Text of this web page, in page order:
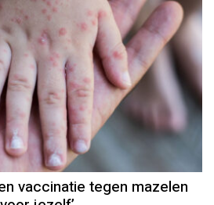
vaccinatie tegen mazelen